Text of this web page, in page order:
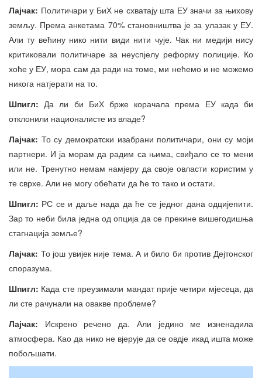
Лајчак: Политичари у БиХ не схватају шта ЕУ значи за њихову
земљу. Према анкетама 70% становништва је за улазак у ЕУ.
Али ту већину нико нити види нити чује. Чак ни медији нису
критиковали политичаре за неуспјелу реформу полиције. Ко
хоће у ЕУ, мора сам да ради на томе, ми нећемо и не можемо
никога натјерати на то.
Шпигл: Да ли би БиХ брже корачала према ЕУ када би
отклонили националисте из владе?
Лајчак: То су демократски изабрани политичари, они су моји
партнери. И ја морам да радим са њима, свиђало се то мени
или не. Тренутно немам намјеру да своје овласти користим у
те сврхе. Али не могу обећати да ће то тако и остати.
Шпигл: РС се и даље нада да ће се једног дана одцијепити.
Зар то неби била једна од опција да се прекине вишегодишња
стагнација земље?
Лајчак: То још увијек није тема. А и било би против Дејтонског
споразума.
Шпигл: Када сте преузимали мандат прије четири мјесеца, да
ли сте рачунали на овакве проблеме?
Лајчак: Искрено речено да. Али једино ме изненадила
атмосфера. Као да нико не вјерује да се овдје икад ишта може
побољшати.